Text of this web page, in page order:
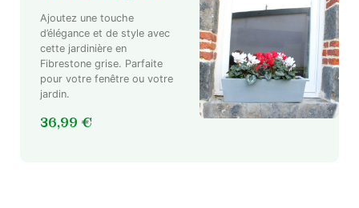
Ajoutez une touche
d’élégance et de style avec
cette jardinière en
Fibrestone grise. Parfaite
pour votre fenêtre ou votre
jardin.
36,99 €